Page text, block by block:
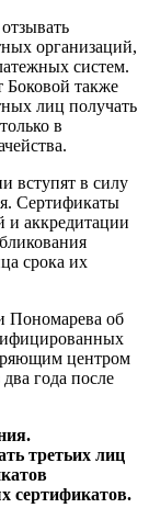
организаций,
систем.
Боковой также
лиц получать
в
вступят в силу
Сертификаты
и аккредитации
срока их
Пономарева об
центром
года после
третьих лиц
сертификатов.